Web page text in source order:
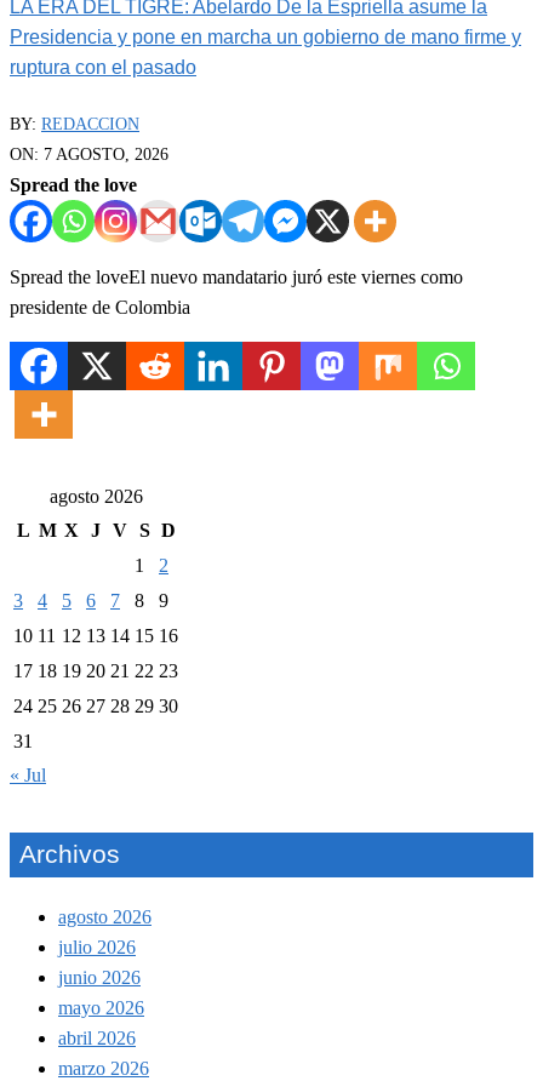
LA ERA DEL TIGRE: Abelardo De la Espriella asume la
Presidencia y pone en marcha un gobierno de mano firme y
ruptura con el pasado
BY: REDACCION
ON: 7 AGOSTO, 2026
Spread the love
Spread the loveEl nuevo mandatario juró este viernes como
presidente de Colombia
agosto 2026
L M X J V S D
1
2
3
4 5 6 7 8
9
10 11 12 13 14 15 16
17 18 19 20 21 22 23
24 25 26 27 28 29 30
31
« Jul
Archivos
agosto 2026
julio 2026
junio 2026
mayo 2026
abril 2026
marzo 2026